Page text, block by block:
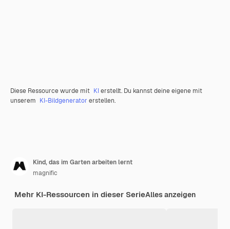
Diese Ressource wurde mit KIerstellt. Du kannst deine eigene mit
unserem KI-Bildgenerator erstellen.
Kind, das im Garten arbeiten lernt
magnific
Mehr KI-Ressourcen in dieser SerieAlles anzeigen